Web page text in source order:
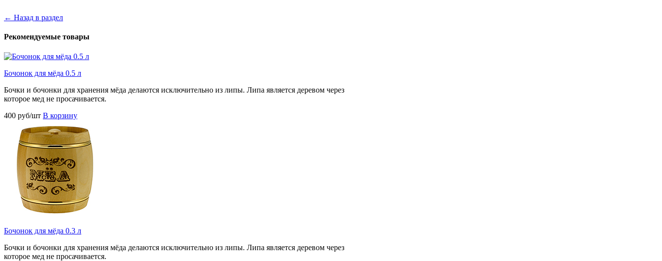
← Назад в раздел
Рекомендуемые товары
Бочонок для мёда 0.5 л
Бочки и бочонки для хранения мёда делаются исключительно из липы. Липа является деревом через
которое мед не просачивается.
400 руб/шт В корзину
Бочонок для мёда 0.3 л
Бочки и бочонки для хранения мёда делаются исключительно из липы. Липа является деревом через
которое мед не просачивается.